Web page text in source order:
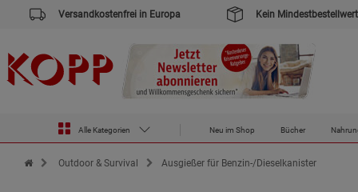
Versandkostenfrei in Europa Kein Mindestbestellwert
Alle Kategorien Neu im Shop Bücher
Zur Startseite des Kopp Verlag Online-Shop
Outdoor & Survival Ausgießer für Benzin-/Dieselkanister